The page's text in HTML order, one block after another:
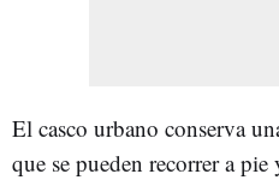
El casco urbano conserva
que se pueden recorrer a